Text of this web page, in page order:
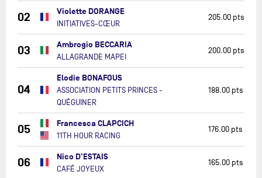
02 Violette DORANGE
INITIATIVES-CŒUR
205.00 pts
03 Ambrogio BECCARIA
ALLAGRANDE MAPEI
200.00 pts
04
Elodie BONAFOUS
ASSOCIATION PETITS PRINCES -
QUÉGUINER
188.00 pts
05 Francesca CLAPCICH
11TH HOUR RACING
176.00 pts
06 Nico D'ESTAIS
CAFÉ JOYEUX
165.00 pts